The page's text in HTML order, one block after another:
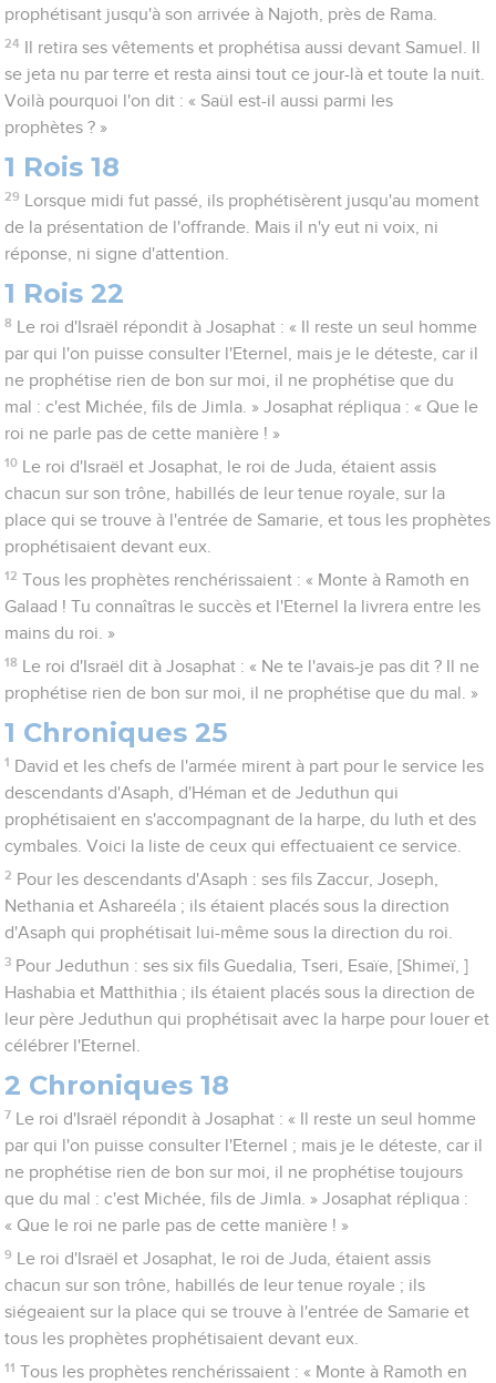
prophétisant jusqu'à son arrivée à Najoth, près de Rama.
24
Il retira ses vêtements et prophétisa aussi devant Samuel. Il
se jeta nu par terre et resta ainsi tout ce jour-là et toute la nuit.
Voilà pourquoi l'on dit : « Saül est-il aussi parmi les
prophètes ? »
1 Rois 18
29
Lorsque midi fut passé, ils prophétisèrent jusqu'au moment
de la présentation de l'offrande. Mais il n'y eut ni voix, ni
réponse, ni signe d'attention.
1 Rois 22
8
Le roi d'Israël répondit à Josaphat : « Il reste un seul homme
par qui l'on puisse consulter l'Eternel, mais je le déteste, car il
ne prophétise rien de bon sur moi, il ne prophétise que du
mal : c'est Michée, fils de Jimla. » Josaphat répliqua : « Que le
roi ne parle pas de cette manière ! »
10
Le roi d'Israël et Josaphat, le roi de Juda, étaient assis
chacun sur son trône, habillés de leur tenue royale, sur la
place qui se trouve à l'entrée de Samarie, et tous les prophètes
prophétisaient devant eux.
12 Tous les prophètes renchérissaient : « Monte à Ramoth en
Galaad ! Tu connaîtras le succès et l'Eternel la livrera entre les
mains du roi. »
18
Le roi d'Israël dit à Josaphat : « Ne te l'avais-je pas dit ? Il ne
prophétise rien de bon sur moi, il ne prophétise que du mal. »
1 Chroniques 25
1 David et les chefs de l'armée mirent à part pour le service les
descendants d'Asaph, d'Héman et de Jeduthun qui
prophétisaient en s'accompagnant de la harpe, du luth et des
cymbales. Voici la liste de ceux qui effectuaient ce service.
2 Pour les descendants d'Asaph : ses fils Zaccur, Joseph,
Nethania et Ashareéla ; ils étaient placés sous la direction
d'Asaph qui prophétisait lui-même sous la direction du roi.
3 Pour Jeduthun : ses six fils Guedalia, Tseri, Esaïe, [Shimeï, ]
Hashabia et Matthithia ; ils étaient placés sous la direction de
leur père Jeduthun qui prophétisait avec la harpe pour louer et
célébrer l'Eternel.
2 Chroniques 18
7
Le roi d'Israël répondit à Josaphat : « Il reste un seul homme
par qui l'on puisse consulter l'Eternel ; mais je le déteste, car il
ne prophétise rien de bon sur moi, il ne prophétise toujours
que du mal : c'est Michée, fils de Jimla. » Josaphat répliqua :
« Que le roi ne parle pas de cette manière ! »
9
Le roi d'Israël et Josaphat, le roi de Juda, étaient assis
chacun sur son trône, habillés de leur tenue royale ; ils
siégeaient sur la place qui se trouve à l'entrée de Samarie et
tous les prophètes prophétisaient devant eux.
11 Tous les prophètes renchérissaient : « Monte à Ramoth en